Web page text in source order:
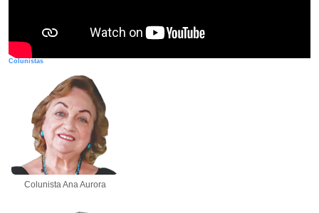
Colunistas
Colunista Ana Aurora